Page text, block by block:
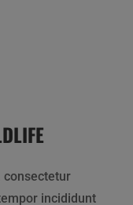
consectetur
incididunt